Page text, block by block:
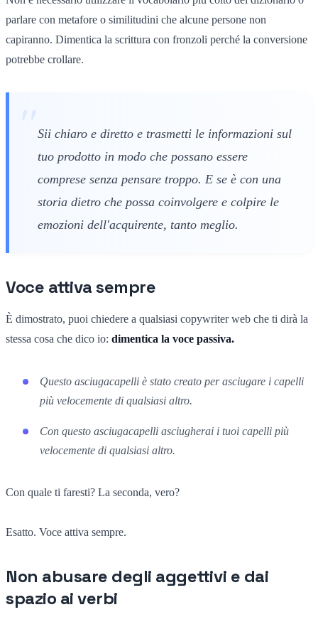
parlare con metafore o similitudini che alcune persone non
capiranno. Dimentica la scrittura con fronzoli perché la conversione
potrebbe crollare.
Sii chiaro e diretto e trasmetti le informazioni sul
tuo prodotto in modo che possano essere
comprese senza pensare troppo. E se è con una
storia dietro che possa coinvolgere e colpire le
emozioni dell'acquirente, tanto meglio.
Voce attiva sempre
È dimostrato, puoi chiedere a qualsiasi copywriter web che ti dirà la
stessa cosa che dico io: dimentica la voce passiva.
Questo asciugacapelli è stato creato per asciugare i capelli
più velocemente di qualsiasi altro.
Con questo asciugacapelli asciugherai i tuoi capelli più
velocemente di qualsiasi altro.
Con quale ti faresti? La seconda, vero?
Esatto. Voce attiva sempre.
Non abusare degli aggettivi e dai
spazio ai verbi